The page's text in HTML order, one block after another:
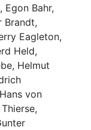
Egon Bahr,
Brandt,
Eagleton,
Held,
Helmut
von